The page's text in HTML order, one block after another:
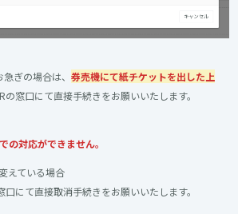
急ぎの場合は、券売機にて紙チケットを出した上
窓口にて直接手続きをお願いいたします。
の対応ができません。
えている場合
にて直接取消手続きをお願いいたします。